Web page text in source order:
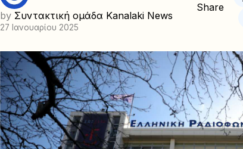
by Συντακτική ομάδα Kanalaki News
27 Ιανουαρίου 2025
Share